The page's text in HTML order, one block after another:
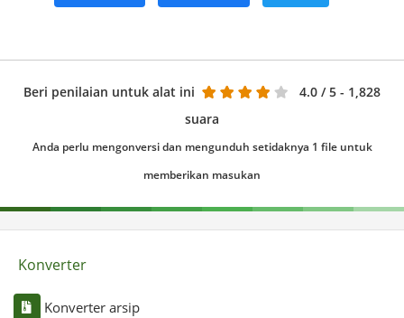
Beri penilaian untuk alat ini 4.0 / 5 - 1,828
suara
Anda perlu mengonversi dan mengunduh setidaknya 1 file untuk
memberikan masukan
Konverter
Konverter arsip